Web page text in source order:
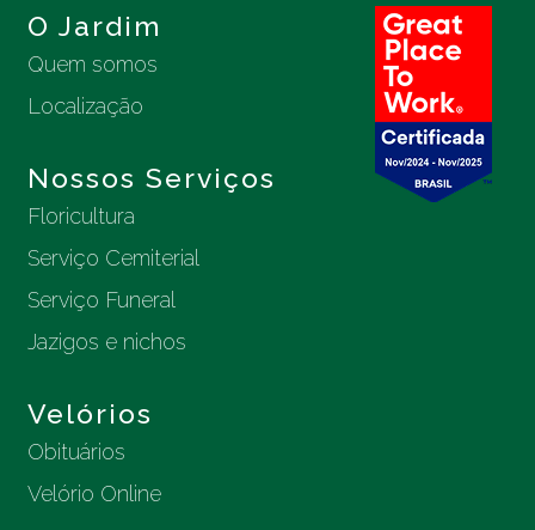
O Jardim
Quem somos
Localização
Nossos Serviços
Floricultura
Serviço Cemiterial
Serviço Funeral
Jazigos e nichos
Velórios
Obituários
Velório Online